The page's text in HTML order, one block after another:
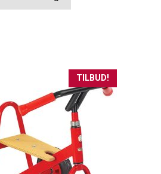
kr 5.920,00.
TILBUD!